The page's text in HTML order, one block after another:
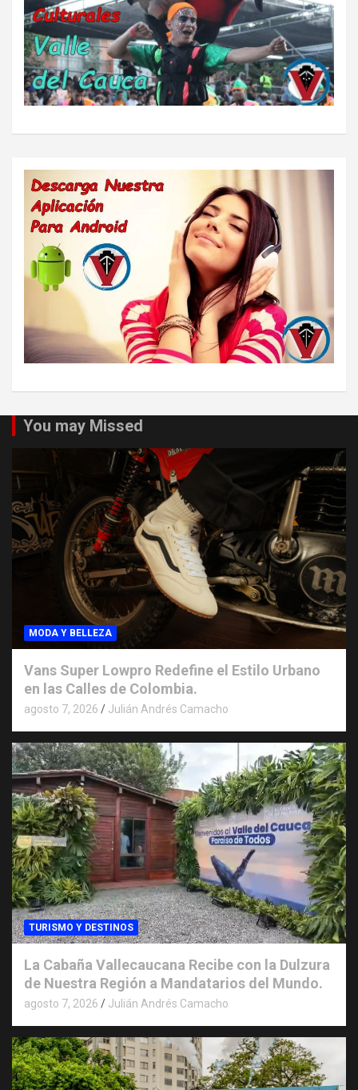
You may Missed
MODA Y BELLEZA
Vans Super Lowpro Redefine el Estilo Urbano
en las Calles de Colombia.
agosto 7, 2026 Julián Andrés Camacho
TURISMO Y DESTINOS
La Cabaña Vallecaucana Recibe con la Dulzura
de Nuestra Región a Mandatarios del Mundo.
agosto 7, 2026 Julián Andrés Camacho